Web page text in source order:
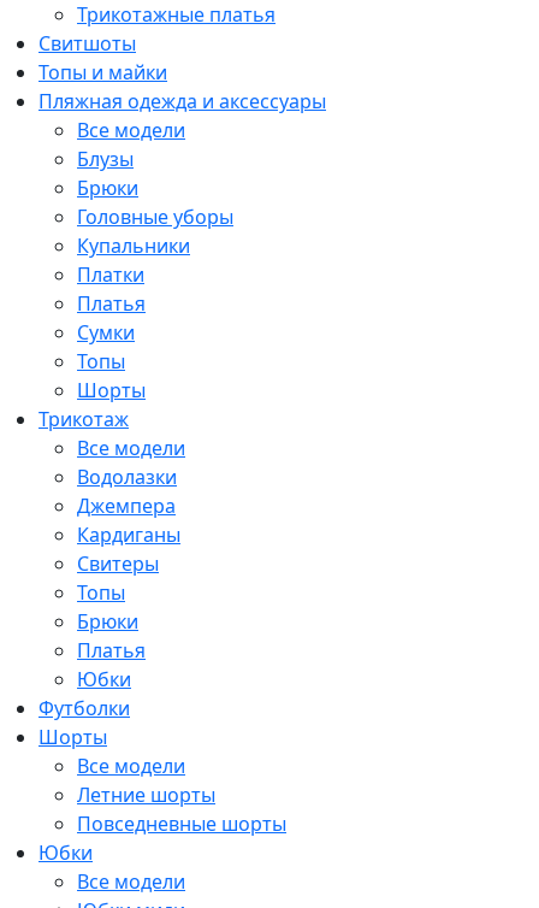
Трикотажные платья
Свитшоты
Топы и майки
Пляжная одежда и аксессуары
Все модели
Блузы
Брюки
Головные уборы
Купальники
Платки
Платья
Сумки
Топы
Шорты
Трикотаж
Все модели
Водолазки
Джемпера
Кардиганы
Свитеры
Топы
Брюки
Платья
Юбки
Футболки
Шорты
Все модели
Летние шорты
Повседневные шорты
Юбки
Все модели